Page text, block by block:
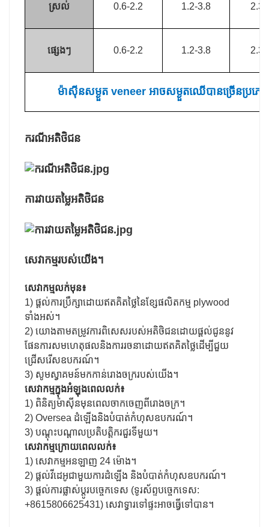
ស្រល់ 0.6-2.2 1.2-3.8 2.3-
ផ្សេងៗ 0.6-2.2 1.2-3.8 2.3-
ម៉ាស៊ីនសម្ងួត veneer អាចសម្ងួតឈើបានច្រើនប្រភ
ករណីអតិថិជន
ការវាយតម្លៃអតិថិជន
សេវាកម្មរបស់យើង។
សេវាកម្មលក់មុន៖
1) ផ្តល់ការប្រឹក្សាដោយឥតគិតថ្លៃនៃខ្សែផលិតកម្ម plywood
ទាំងអស់។
2) យោងតាមតម្រូវការពិសេសរបស់អតិថិជនដោយផ្តល់ជូននូវ
ផែនការសមហេតុផលនិងការរចនាដោយឥតគិតថ្លៃដើម្បីជួយ
ជ្រើសរើសឧបករណ៍។
3) សូមស្វាគមន៍មកកាន់រោងចក្ររបស់យើង។
សេវាកម្មក្នុងអំឡុងពេលលក់៖
1) ពិនិត្យម៉ាស៊ីនមុនពេលចាកចេញពីរោងចក្រ។
2) Oversea ដំឡើងនិងបំបាត់កំហុសឧបករណ៍។
3) បណ្តុះបណ្តាលប្រតិបត្តិករជួរទីមួយ។
សេវាកម្មក្រោយពេលលក់៖
1) សេវាកម្មអនឡាញ 24 ម៉ោង។
2) ផ្តល់វីដេអូជាមួយការដំឡើង និងបំបាត់កំហុសឧបករណ៍។
3) ផ្តល់ការផ្លាស់ប្តូរបច្ចេកទេស (ទូរស័ព្ទបច្ចេកទេស:
+8615806625431) សេវាទ្វារទៅផ្ទះអាចធ្វើទៅបាន។